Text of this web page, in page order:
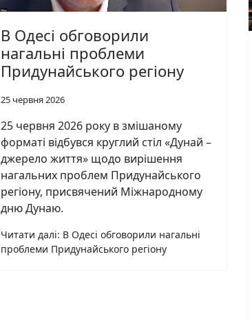
В Одесі обговорили
нагальні проблеми
Придунайського регіону
25 червня 2026
25 червня 2026 року в змішаному
форматі відбувся круглий стіл «Дунай –
джерело життя» щодо вирішення
нагальних проблем Придунайського
регіону, присвячений Міжнародному
дню Дунаю.
Читати далі: В Одесі обговорили нагальні
проблеми Придунайського регіону